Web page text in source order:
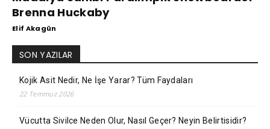
Brenna Huckaby
Elif Akagün
SON YAZILAR
Kojik Asit Nedir, Ne İşe Yarar? Tüm Faydaları
22 Temmuz 2026
Vücutta Sivilce Neden Olur, Nasıl Geçer? Neyin Belirtisidir?